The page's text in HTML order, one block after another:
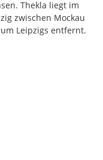
Thekla liegt im
zwischen Mockau
Leipzigs entfernt.